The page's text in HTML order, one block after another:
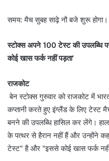
समय: मैच सुबह साढ़े नौ बजे शुरू होगा।
स्टोक्स अपने 100 टेस्ट की उपलब्धि
कोई खास फर्क नहीं पड़ता'
राजकोट
बेन स्टोक्स गुरुवार को राजकोट में
कप्तानी करते हुए इंग्लैंड के लिए टेस्ट
बनने की उपलब्धि हासिल कर लेंगे।
के पत्थर से हैरान नहीं हैं और उन्होंने
टेस्ट" है और "इससे कोई खास फर्क